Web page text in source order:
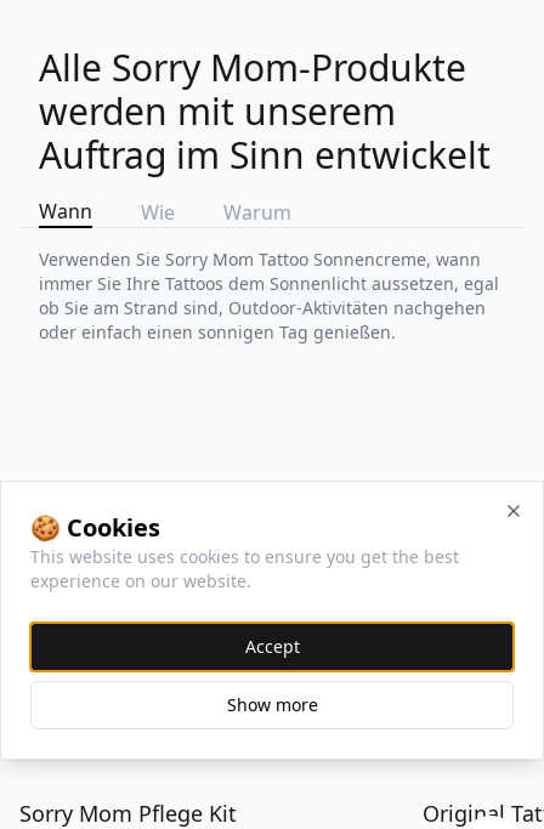
Alle Sorry Mom-Produkte
werden mit unserem
Auftrag im Sinn entwickelt
Wann Wie Warum
Verwenden Sie Sorry Mom Tattoo Sonnencreme, wann
immer Sie Ihre Tattoos dem Sonnenlicht aussetzen, egal
ob Sie am Strand sind, Outdoor-Aktivitäten nachgehen
oder einfach einen sonnigen Tag genießen.
Empfohlene Produkte
Unsere meistverkauften und empfohlenen
Produkte. Vertraut von professionellen
Sorry Mom Pflege Kit Original
🍪 Cookies
This website uses cookies to ensure you get the best
experience on our website.
Accept
Show more